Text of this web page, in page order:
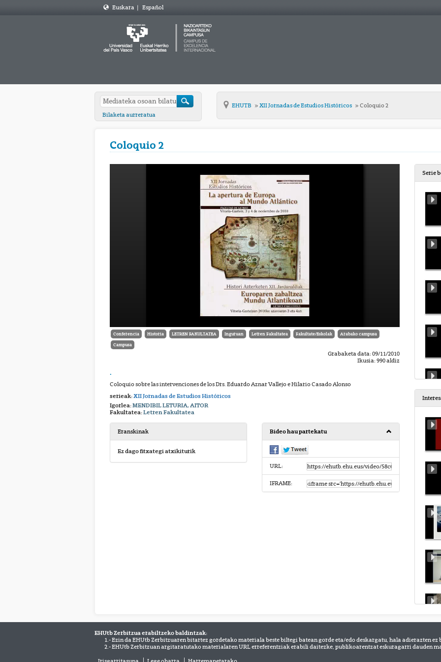
Euskara | Español
Bilaketa aurreratua
EHUTB XII Jornadas de Estudios Históricos Coloquio 2
Coloquio 2
Conferencia Historia LETREN FAKULTATEA Inguruan Letren Fakultatea Fakultate/Eskolak Arabako campusa
Campusa
Grabaketa data: 09/11/2010
Ikusia: 990 aldiz
.
Coloquio sobre las intervenciones de los Drs. Eduardo Aznar Vallejo e Hilario Casado Alonso
serieak:XII Jornadas de Estudios Históricos
Igorlea:MENDIBIL LETURIA, AITOR
Fakultatea:Letren Fakultatea
Eranskinak
Ez dago fitxategi atxikiturik
Bideo hau partekatu
URL:
IFRAME:
Serie
EHUtb Zerbitzua erabiltzeko baldintzak:
1.- Ezin da EHUtb Zerbitzuaren bitartez gordetako materiala beste biltegi batean gorde eta/edo deskargatu, hala adierazten ez
2.- EHUtb Zerbitzuan argitaratutako materialaren URL erreferentziak erabili daitezke, publikoarentzat eskuragarri dauden